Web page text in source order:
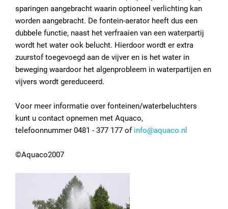
sparingen aangebracht waarin optioneel verlichting kan
worden aangebracht. De fontein-aerator heeft dus een
dubbele functie, naast het verfraaien van een waterpartij
wordt het water ook belucht. Hierdoor wordt er extra
zuurstof toegevoegd aan de vijver en is het water in
beweging waardoor het algenprobleem in waterpartijen en
vijvers wordt gereduceerd.
Voor meer informatie over fonteinen/waterbeluchters
kunt u contact opnemen met Aquaco,
telefoonnummer 0481 - 377 177 of info@aquaco.nl
©Aquaco2007